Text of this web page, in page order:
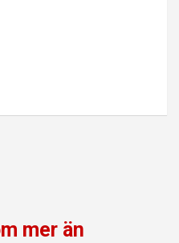
mer än